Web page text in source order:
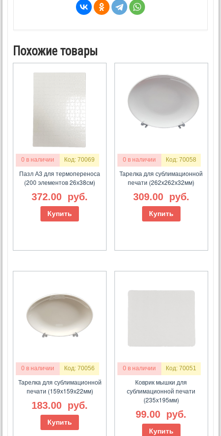
Похожие товары
0 в наличии Код: 70069
Пазл А3 для термопереноса
(200 элементов 26х38см)
372.00 руб.
Купить
0 в наличии Код: 70058
Тарелка для сублимационной
печати (262х262х32мм)
309.00 руб.
Купить
0 в наличии Код: 70056
Тарелка для сублимационной
печати (159х159х22мм)
183.00 руб.
Купить
0 в наличии Код: 70051
Коврик мышки для
сублимационной печати
(235х195мм)
99.00 руб.
Купить